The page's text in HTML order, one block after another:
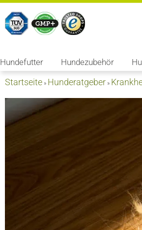
Hundefutter Hundezubehör
Startseite » Hunderatgeber »